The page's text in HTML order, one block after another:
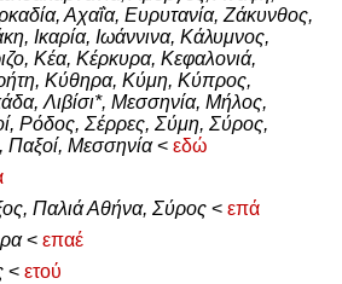
Αχαΐα, Ευρυτανία, Ζάκυνθος,
Ικαρία, Ιωάννινα, Κάλυμνος,
Κέα, Κέρκυρα, Κεφαλονιά,
Κύθηρα, Κύμη, Κύπρος,
Λιβίσι*, Μεσσηνία, Μήλος,
Ρόδος, Σέρρες, Σύμη, Σύρος,
Παξοί, Μεσσηνία< εδώ
Παλιά Αθήνα, Σύρος < επά
< επαέ
< ετού